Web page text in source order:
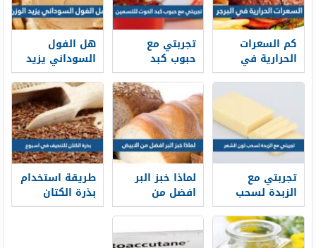
كم السعرات
الحرارية في
البرجر
تجربتي مع
حبوب كبد
الحوت للتسمين
هل الفول
السوداني يزيد
الوزن
تجربتي مع
الزبدة لسحب
لون الشعر
وطريقة
استخدامها
لماذا خبز البر
افضل من
الابيض
طريقة استخدام
بذرة الكتان
للتنحيف في